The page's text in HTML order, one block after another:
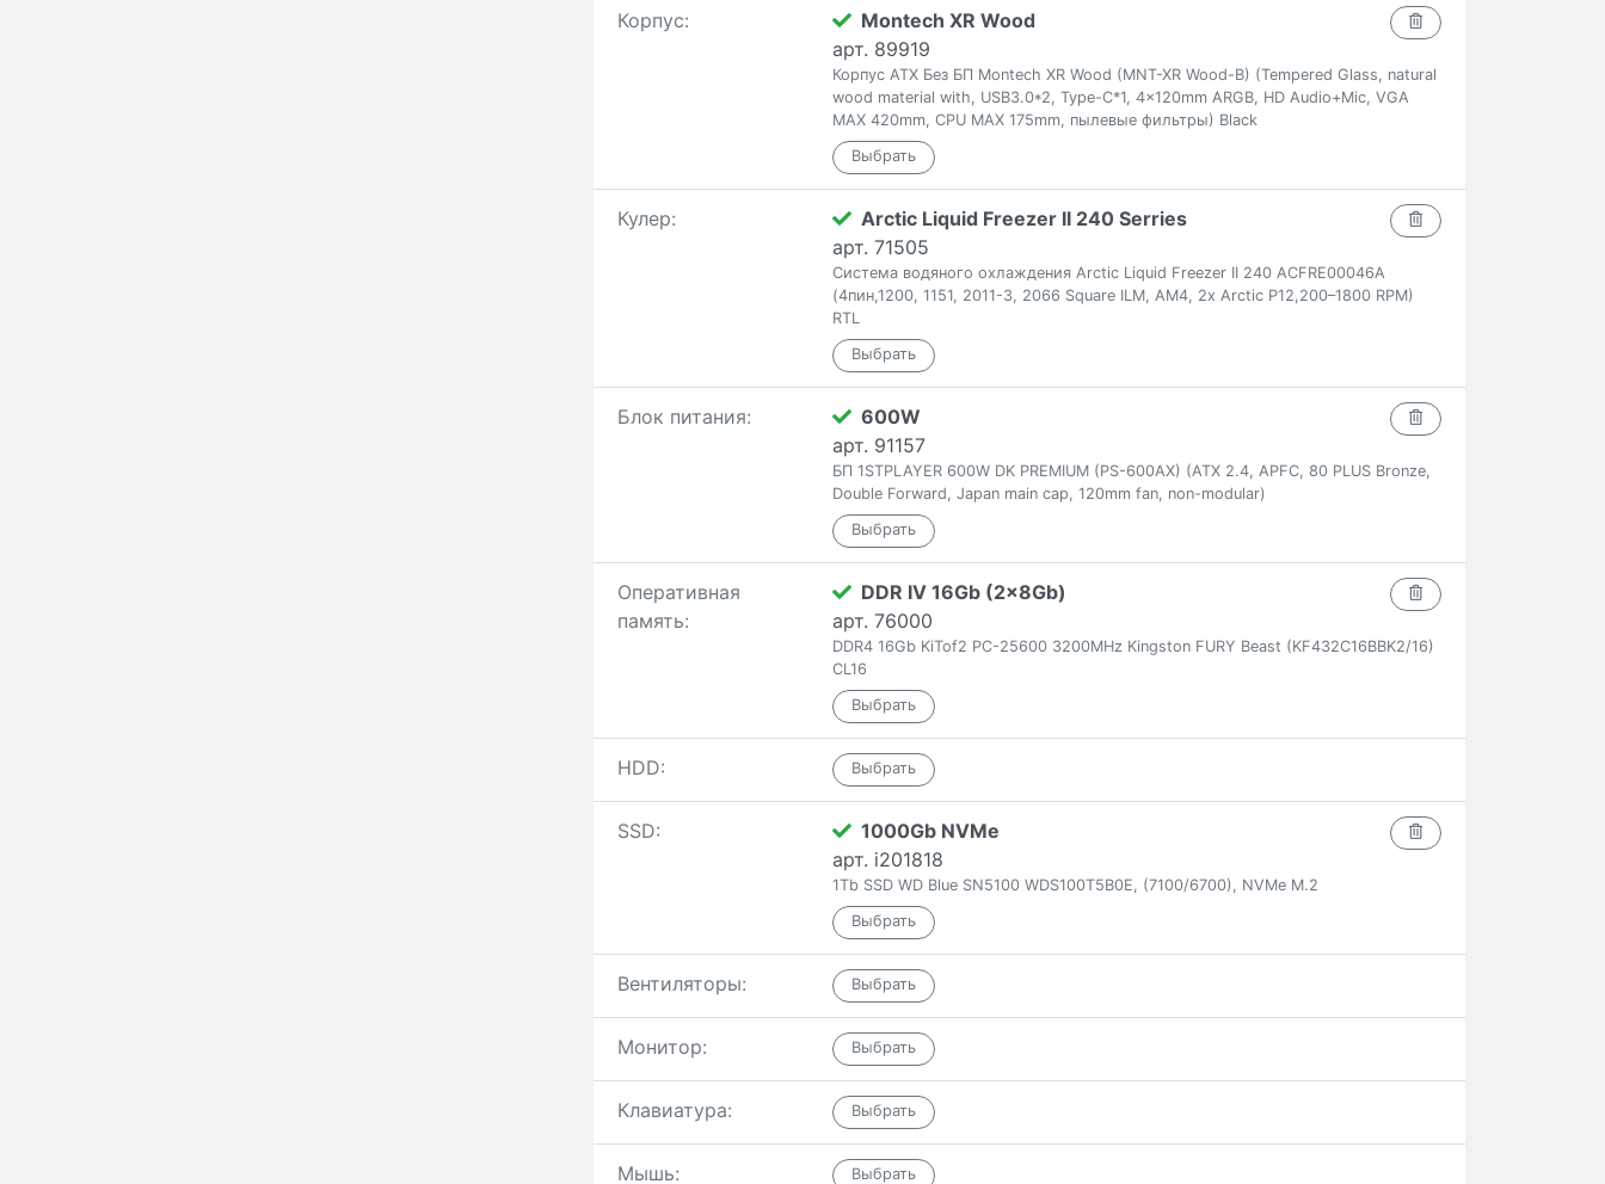
Корпус:
Montech XR Wood
арт. 89919
Корпус ATX Без БП Montech XR Wood (MNT-XR Wood-B) (Tempered Glass, natural
wood material with, USB3.0*2, Type-C*1, 4x120mm ARGB, HD Audio+Mic, VGA
MAX 420mm, CPU MAX 175mm, пылевые фильтры) Black
Кулер:
Arctic Liquid Freezer II 240 Serries
арт. 71505
Система водяного охлаждения Arctic Liquid Freezer II 240 ACFRE00046A
(4пин,1200, 1151, 2011-3, 2066 Square ILM, AM4, 2x Arctic P12,200–1800 RPM)
RTL
Блок питания:
600W
арт. 91157
БП 1STPLAYER 600W DK PREMIUM (PS-600AX) (ATX 2.4, APFC, 80 PLUS Bronze,
Double Forward, Japan main cap, 120mm fan, non-modular)
Оперативная
память:
DDR IV 16Gb (2x8Gb)
арт. 76000
DDR4 16Gb KiTof2 PC-25600 3200MHz Kingston FURY Beast (KF432C16BBK2/16)
CL16
HDD:
SSD:
1000Gb NVMe
арт. i201818
1Tb SSD WD Blue SN5100 WDS100T5B0E, (7100/6700), NVMe M.2
Вентиляторы:
Монитор:
Клавиатура:
Мышь: